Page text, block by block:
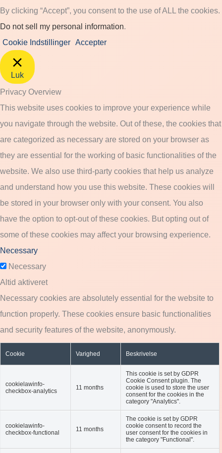
By clicking “Accept”, you consent to the use of ALL the cookies.
Do not sell my personal information.
Cookie Indstillinger Accepter
Luk
Privacy Overview
This website uses cookies to improve your experience while
you navigate through the website. Out of these, the cookies that
are categorized as necessary are stored on your browser as
they are essential for the working of basic functionalities of the
website. We also use third-party cookies that help us analyze
and understand how you use this website. These cookies will
be stored in your browser only with your consent. You also
have the option to opt-out of these cookies. But opting out of
some of these cookies may affect your browsing experience.
Necessary
Necessary
Altid aktiveret
Necessary cookies are absolutely essential for the website to
function properly. These cookies ensure basic functionalities
and security features of the website, anonymously.
Cookie Varighed Beskrivelse
cookielawinfo-
checkbox-analytics
11 months
This cookie is set by GDPR
Cookie Consent plugin. The
cookie is used to store the user
consent for the cookies in the
category "Analytics".
cookielawinfo-
checkbox-functional
11 months
The cookie is set by GDPR
cookie consent to record the
user consent for the cookies in
the category "Functional".